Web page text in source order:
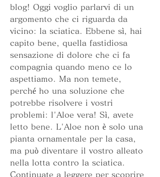
blog! Oggi voglio parlarvi di un
argomento che ci riguarda da
vicino: la sciatica. Ebbene sì, hai
capito bene, quella fastidiosa
sensazione di dolore che ci fa
compagnia quando meno ce lo
aspettiamo. Ma non temete,
perché ho una soluzione che
potrebbe risolvere i vostri
problemi: l'Aloe vera! Sì, avete
letto bene. L'Aloe non è solo una
pianta ornamentale per la casa,
ma può diventare il vostro alleato
nella lotta contro la sciatica.
Continuate a leggere per scoprire